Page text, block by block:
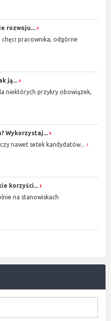
rozwoju...
chęci pracownika, odgórne
ją...
niektórych przykry obowiązek,
Wykorzystaj...
nawet setek kandydatów...
korzyści...
na stanowiskach